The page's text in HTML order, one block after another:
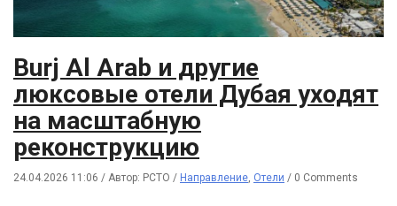
Burj Al Arab и другие
люксовые отели Дубая уходят
на масштабную
реконструкцию
24.04.2026 11:06 / Автор: РСТО / Направление Отели / 0 Comments